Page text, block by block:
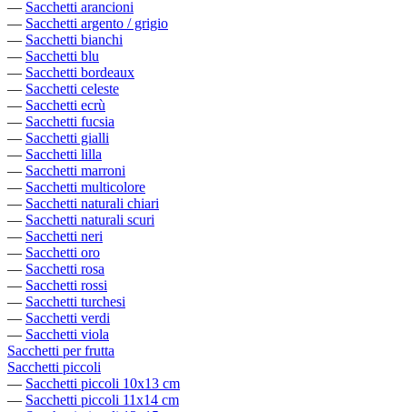
— Sacchetti arancioni
— Sacchetti argento / grigio
— Sacchetti bianchi
— Sacchetti blu
— Sacchetti bordeaux
— Sacchetti celeste
— Sacchetti ecrù
— Sacchetti fucsia
— Sacchetti gialli
— Sacchetti lilla
— Sacchetti marroni
— Sacchetti multicolore
— Sacchetti naturali chiari
— Sacchetti naturali scuri
— Sacchetti neri
— Sacchetti oro
— Sacchetti rosa
— Sacchetti rossi
— Sacchetti turchesi
— Sacchetti verdi
— Sacchetti viola
Sacchetti per frutta
Sacchetti piccoli
— Sacchetti piccoli 10x13 cm
— Sacchetti piccoli 11x14 cm